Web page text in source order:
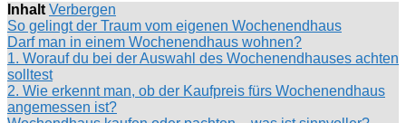
Inhalt Verbergen
So gelingt der Traum vom eigenen Wochenendhaus
Darf man in einem Wochenendhaus wohnen?
1. Worauf du bei der Auswahl des Wochenendhauses achten
solltest
2. Wie erkennt man, ob der Kaufpreis fürs Wochenendhaus
angemessen ist?